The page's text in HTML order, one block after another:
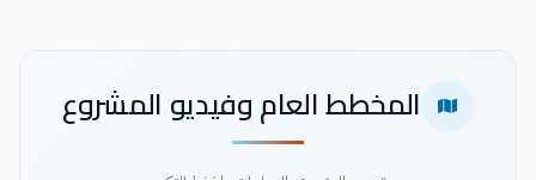
المخطط العام وفيديو المشروع